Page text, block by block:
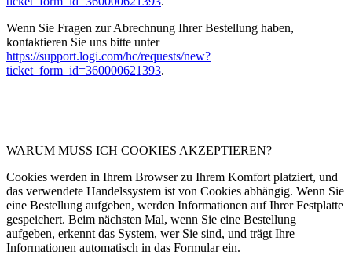
Wenn Sie Fragen zur Abrechnung Ihrer Bestellung haben,
kontaktieren Sie uns bitte unter
https://support.logi.com/hc/requests/new?
ticket_form_id=360000621393.
WARUM MUSS ICH COOKIES AKZEPTIEREN?
Cookies werden in Ihrem Browser zu Ihrem Komfort platziert, und
das verwendete Handelssystem ist von Cookies abhängig. Wenn Sie
eine Bestellung aufgeben, werden Informationen auf Ihrer Festplatte
gespeichert. Beim nächsten Mal, wenn Sie eine Bestellung
aufgeben, erkennt das System, wer Sie sind, und trägt Ihre
Informationen automatisch in das Formular ein.